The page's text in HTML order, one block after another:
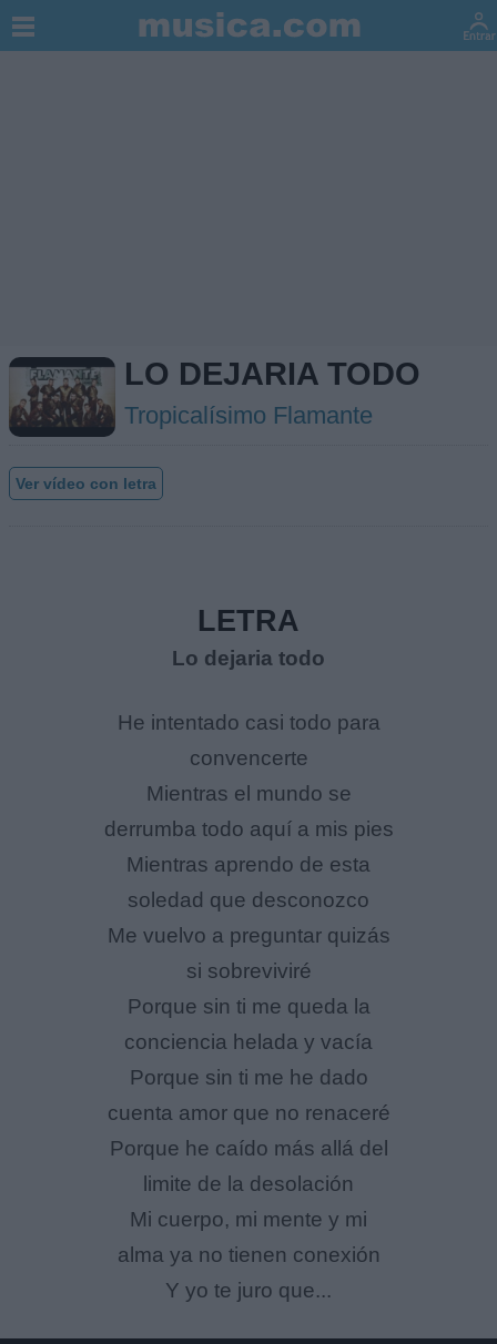
LO DEJARIA TODO
Tropicalísimo Flamante
Ver vídeo con letra
LETRA
Lo dejaria todo
He intentado casi todo para
convencerte
Mientras el mundo se
derrumba todo aquí a mis pies
Mientras aprendo de esta
soledad que desconozco
Me vuelvo a preguntar quizás
si sobreviviré
Porque sin ti me queda la
conciencia helada y vacía
Porque sin ti me he dado
cuenta amor que no renaceré
Porque he caído más allá del
limite de la desolación
Mi cuerpo, mi mente y mi
alma ya no tienen conexión
Y yo te juro que...